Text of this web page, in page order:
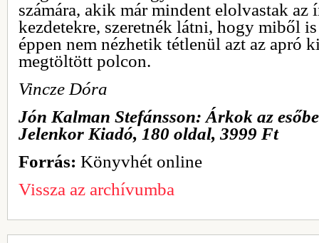
számára, akik már mindent elolvastak az
kezdetekre, szeretnék látni, hogy miből
éppen nem nézhetik tétlenül azt az apró
megtöltött polcon.
Vincze Dóra
Jón Kalman Stefánsson: Árkok az
Jelenkor Kiadó, 180 oldal, 3999 Ft
Forrás: Könyvhét online
Vissza az archívumba